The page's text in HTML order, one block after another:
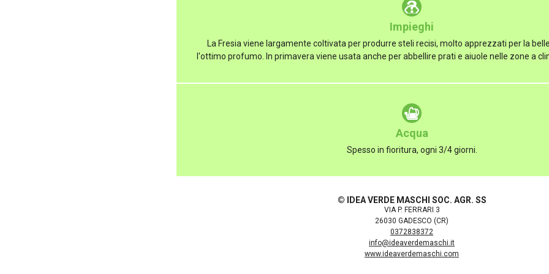
Impieghi
La Fresia viene largamente coltivata per produrre steli recisi, molto apprezzati per la
l'ottimo profumo. In primavera viene usata anche per abbellire prati e aiuole nelle zone a
Acqua
Spesso in fioritura, ogni 3/4 giorni.
© IDEA VERDE MASCHI SOC. AGR. SS
VIA P. FERRARI 3
26030 GADESCO (CR)
0372838372
info@ideaverdemaschi.it
www.ideaverdemaschi.com